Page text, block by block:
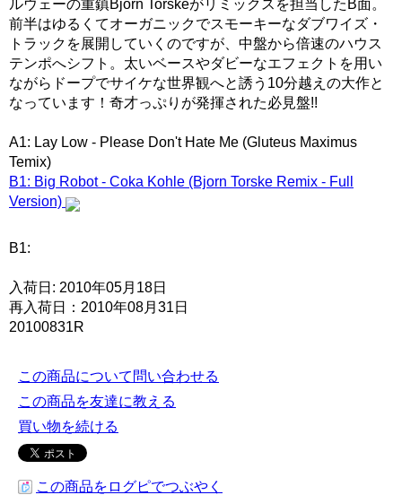
ルウェーの重鎮Bjorn Torskeがリミックスを担当したB面。
前半はゆるくてオーガニックでスモーキーなダブワイズ・
トラックを展開していくのですが、中盤から倍速のハウス
テンポへシフト。太いベースやダビーなエフェクトを用い
ながらドープでサイケな世界観へと誘う10分越えの大作と
なっています！奇才っぷりが発揮された必見盤!!
A1: Lay Low - Please Don't Hate Me (Gluteus Maximus
Temix)
B1: Big Robot - Coka Kohle (Bjorn Torske Remix - Full
Version)
B1:
入荷日: 2010年05月18日
再入荷日：2010年08月31日
20100831R
この商品について問い合わせる
この商品を友達に教える
買い物を続ける
この商品をログピでつぶやく